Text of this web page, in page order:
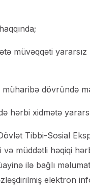
müvəqqəti
dövründə
xidmətə
Tibbi-Sosial
müddətli həqiqi
ilə bağlı
elektron